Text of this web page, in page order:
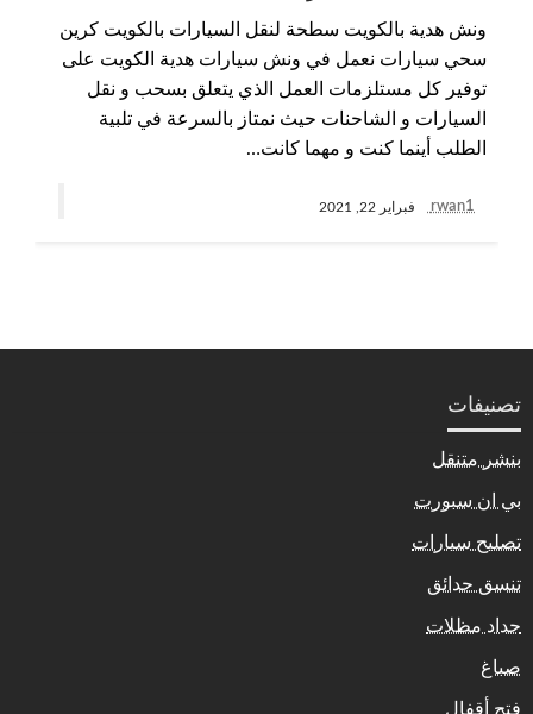
ونش هدية بالكويت سطحة لنقل السيارات بالكويت كرين
سحي سيارات نعمل في ونش سيارات هدية الكويت على
توفير كل مستلزمات العمل الذي يتعلق بسحب و نقل
السيارات و الشاحنات حيث نمتاز بالسرعة في تلبية
الطلب أينما كنت و مهما كانت…
rwan1 فبراير 22, 2021
تصنيفات
بنشر متنقل
بي ان سبورت
تصليح سيارات
تنسق حدائق
حداد مظلات
صباغ
فتح أقفال